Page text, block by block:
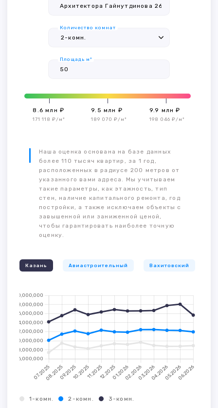
Количество комнат
Площадь м²
8.6 млн ₽
171 118 ₽/м²
9.5 млн ₽
189 070 ₽/м²
9.9 млн ₽
198 046 ₽/м²
Наша оценка основана на базе данных
более 110 тысяч квартир, за 1 год,
расположенных в радиусе 200 метров от
указанного вами адреса. Мы учитываем
такие параметры, как этажность, тип
стен, наличие капитального ремонта, год
постройки, а также исключаем объекты с
завышенной или заниженной ценой,
чтобы гарантировать наиболее точную
оценку.
Казань Авиастроительный Вахитовский
1-комн. 2-комн. 3-комн.